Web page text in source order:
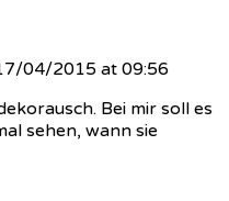
04/2015 at 09:56
Bei mir soll es
sehen, wann sie